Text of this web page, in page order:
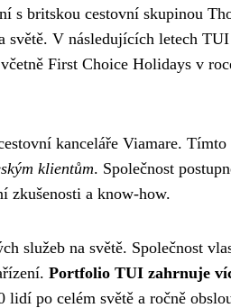
s britskou cestovní skupinou
světě. V následujících letech TUI
First Choice Holidays v
kanceláře Viamare. Tímto
klientům. Společnost
zkušenosti a know-how.
služeb na světě. Společnost
Portfolio TUI zahrnuje
lidí po celém světě a ročně